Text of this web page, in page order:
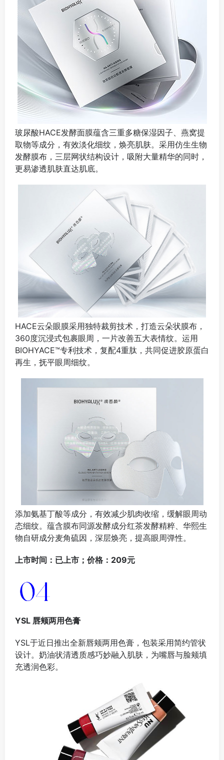
玻尿酸HACE发酵面膜蕴含三重多糖保湿因子、燕窝提
取物等成分，有效淡化细纹，焕亮肌肤。采用仿生生物
发酵膜布，三层网状结构设计，吸附大量精华的同时，
更易渗透肌肤直达肌底。
HACE云朵眼膜采用独特裁剪技术，打造云朵状膜布，
360度沉浸式包裹眼周，一片改善五大表情纹。运用
BIOHYACE™专利技术，复配4重肽，共同促进胶原蛋白
再生，抚平眼周细纹。
添加氨基丁酸等成分，有效减少肌肉收缩，缓解眼周动
态细纹。蕴含膜布同源发酵成分红茶发酵精粹、华熙生
物自研成分麦角硫因，深层焕亮，提高眼周弹性。
上市时间：已上市；价格：209元
YSL 唇颊两用色膏
YSL于近日推出全新唇颊两用色膏，包装采用简约管状
设计。奶油状清透质感巧妙融入肌肤，为嘴唇与脸颊填
充透润色彩。